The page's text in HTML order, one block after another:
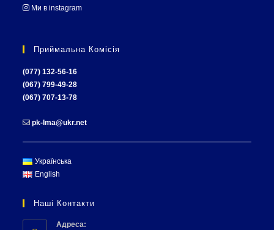
Ми в instagram
Приймальна Комісія
(077) 132-56-16
(067) 799-49-28
(067) 707-13-78
pk-lma@ukr.net
Українська
English
Наші Контакти
Адреса: